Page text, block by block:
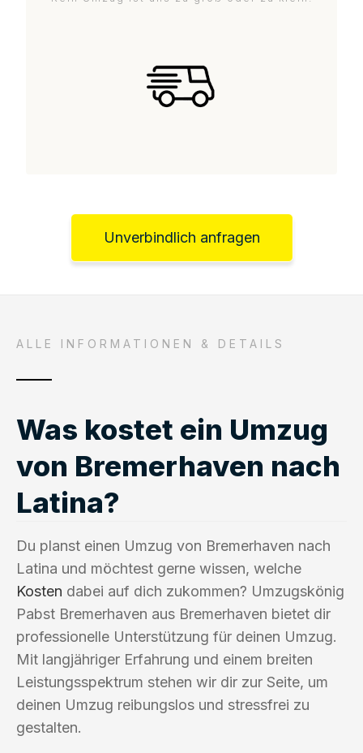
Unverbindlich anfragen
ALLE INFORMATIONEN & DETAILS
Was kostet ein Umzug
von Bremerhaven nach
Latina?
Du planst einen Umzug von Bremerhaven nach
Latina und möchtest gerne wissen, welche
Kosten dabei auf dich zukommen? Umzugskönig
Pabst Bremerhaven aus Bremerhaven bietet dir
professionelle Unterstützung für deinen Umzug.
Mit langjähriger Erfahrung und einem breiten
Leistungsspektrum stehen wir dir zur Seite, um
deinen Umzug reibungslos und stressfrei zu
gestalten.